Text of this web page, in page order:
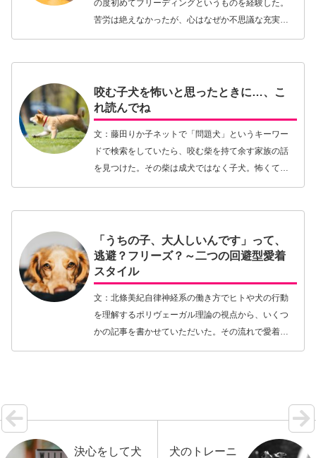
の度初めてブリーディングというものを経験した。
苦労は絶えなかったが、心はなぜか不思議な充実感
咬む子犬を怖いと思ったときに…、こ
れ読んでね
文：藤田りか子ネットで「問題犬」というキーワー
ドで検索をしていたら、咬む柴を持て余す家族の話
を見つけた。その柴は成犬ではなく子犬。怖くて家
「うちの子、大人しいんです」って、
逃避？フリーズ？～二つの回避型愛着
スタイル
文：北條美紀自律神経系の働き方でヒトや犬の行動
を理解するポリヴェーガル理論の視点から、いくつ
かの記事を書かせていただいた。その流れで愛着ス
決心をして犬
犬のトレーニ